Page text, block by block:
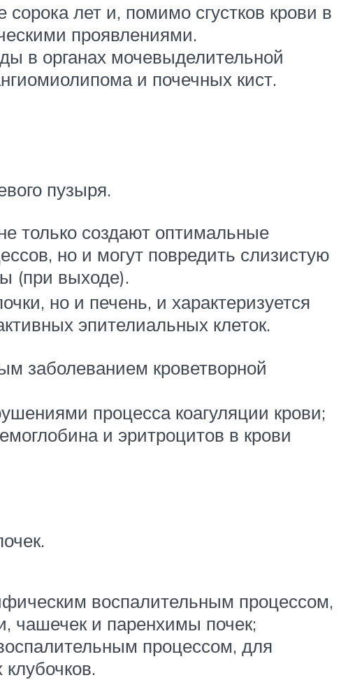
лет и, помимо сгустков крови в
проявлениями.
в органах мочевыделительной
и почечных кист.
пузыря.
только создают оптимальные
но и могут повредить слизистую
(при выходе).
но и печень, и характеризуется
эпителиальных клеток.
заболеванием кроветворной
процесса коагуляции крови;
и эритроцитов в крови
воспалительным процессом,
чашечек и паренхимы почек;
процессом, для